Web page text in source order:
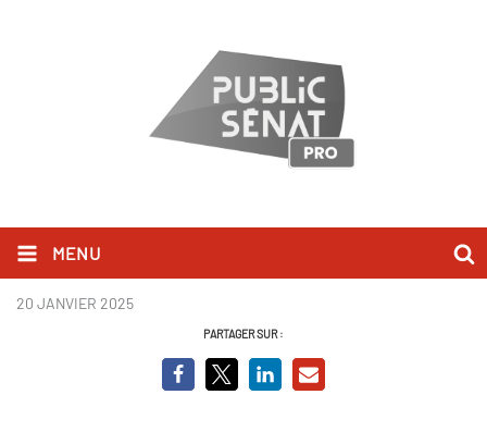
MENU
Eric Coquerel - BCVO.png
20 JANVIER 2025
PARTAGER SUR :